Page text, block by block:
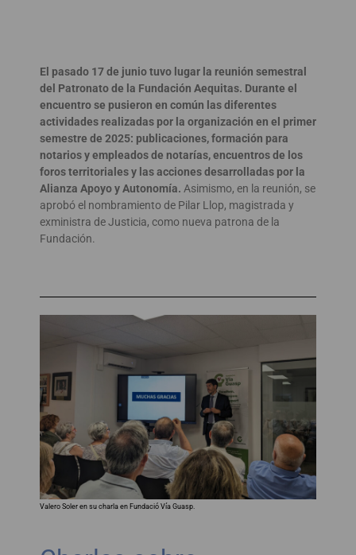
El pasado 17 de junio tuvo lugar la reunión semestral
del Patronato de la Fundación Aequitas. Durante el
encuentro se pusieron en común las diferentes
actividades realizadas por la organización en el primer
semestre de 2025: publicaciones, formación para
notarios y empleados de notarías, encuentros de los
foros territoriales y las acciones desarrolladas por la
Alianza Apoyo y Autonomía. Asimismo, en la reunión, se
aprobó el nombramiento de Pilar Llop, magistrada y
exministra de Justicia, como nueva patrona de la
Fundación.
Valero Soler en su charla en Fundació Vía Guasp.